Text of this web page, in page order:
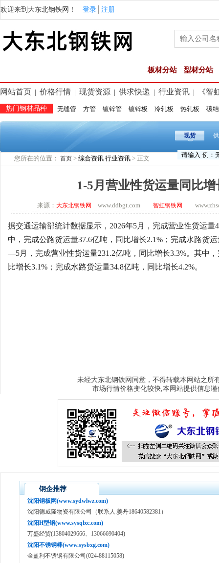
欢迎来到大东北钢铁网！ 登录 注册
板材分站 型材分站
网站首页 价格行情 现货资源 供求快递 行业资讯 《智
热门钢材品种 无缝管 方管 镀锌管 镀锌板 冷轧板 热轧板 碳
现货
您所在的位置： 首页 > 综合资讯 行业资讯 > 正文
1-5月营业性货运量同比
来源： 大东北钢铁网 www.ddbgt.com 智虹钢铁网
据交通运输部统计数据显示，2026年5月，完成营业性货运量
中，完成公路货运量37.6亿吨，同比增长2.1%；完成水路货
—5月，完成营业性货运量231.2亿吨，同比增长3.3%。其中
比增长3.1%；完成水路货运量34.8亿吨，同比增长4.2%。
未经大东北钢铁网 同意，不得转载本网站之所
市场行情价格变化较快,本网站提供信息
钢企推荐
沈阳钢板网(www.sydwlwz.com)
沈阳德威隆物资有限公司（联系人:姜丹18640582381）
沈阳H型钢(www.sysqlxc.com)
万盛经贸(13804029666、13066690404)
沈阳不锈钢棒(www.sysbxg.com)
金盈利不锈钢有限公司(024-88115058)